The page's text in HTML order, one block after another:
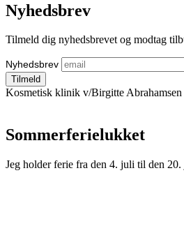
Nyhedsbrev
Tilmeld dig nyhedsbrevet og modtag
Nyhedsbrev
Kosmetisk klinik v/Birgitte
Sommerferielukket
Jeg holder ferie fra den 4. juli til den